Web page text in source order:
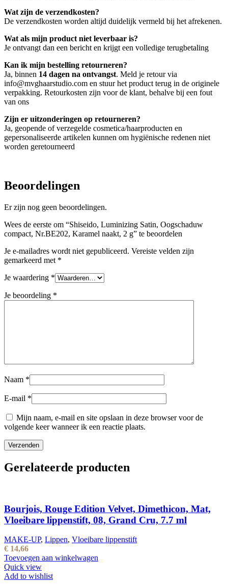
Wat zijn de verzendkosten?
De verzendkosten worden altijd duidelijk vermeld bij het afrekenen.
Wat als mijn product niet leverbaar is?
Je ontvangt dan een bericht en krijgt een volledige terugbetaling
Kan ik mijn bestelling retourneren?
Ja, binnen 14 dagen na ontvangst. Meld je retour via
info@mvghaarstudio.com en stuur het product terug in de originele
verpakking. Retourkosten zijn voor de klant, behalve bij een fout
van ons
Zijn er uitzonderingen op retourneren?
Ja, geopende of verzegelde cosmetica/haarproducten en
gepersonaliseerde artikelen kunnen om hygiënische redenen niet
worden geretourneerd
Beoordelingen
Er zijn nog geen beoordelingen.
Wees de eerste om “Shiseido, Luminizing Satin, Oogschaduw
compact, Nr.BE202, Karamel naakt, 2 g” te beoordelen
Je e-mailadres wordt niet gepubliceerd. Vereiste velden zijn
gemarkeerd met *
Je waardering *
Je beoordeling *
Naam *
E-mail *
Mijn naam, e-mail en site opslaan in deze browser voor de
volgende keer wanneer ik een reactie plaats.
Gerelateerde producten
Bourjois, Rouge Edition Velvet, Dimethicon, Mat,
Vloeibare lippenstift, 08, Grand Cru, 7.7 ml
MAKE-UP, Lippen, Vloeibare lippenstift
€ 14,66
Toevoegen aan winkelwagen
Quick view
Add to wishlist